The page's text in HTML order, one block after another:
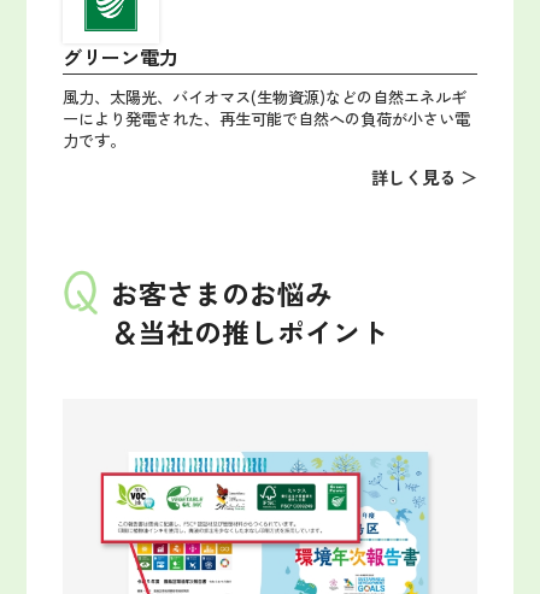
グリーン電力
風力、太陽光、バイオマス(生物資源)などの自然エネルギ
ーにより発電された、再生可能で自然への負荷が小さい電
力です。
詳しく見る ＞
お客さまのお悩み
＆当社の推しポイント